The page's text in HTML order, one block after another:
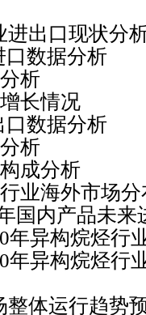
进出口现状分
数据分析
析
情况
数据分析
析
分析
外市场分
内产品未来
构烷烃行业
构烷烃行业
整体运行趋势